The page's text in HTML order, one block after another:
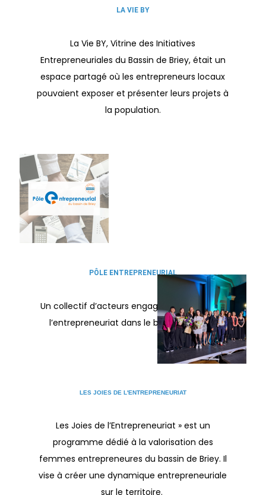
LA VIE BY
La Vie BY, Vitrine des Initiatives
Entrepreneuriales du Bassin de Briey, était un
espace partagé où les entrepreneurs locaux
pouvaient exposer et présenter leurs projets à
la population.
PÔLE ENTREPRENEURIAL
Un collectif d’acteurs engagés pour soutenir
l’entrepreneuriat dans le bassin de Briey.
LES JOIES DE L'ENTREPRENEURIAT
Les Joies de l’Entrepreneuriat » est un
programme dédié à la valorisation des
femmes entrepreneures du bassin de Briey. Il
vise à créer une dynamique entrepreneuriale
sur le territoire.